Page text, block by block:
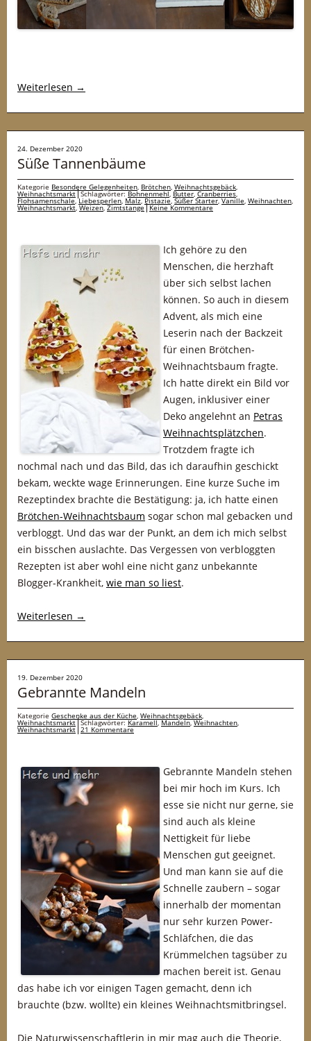
Weiterlesen →
24. Dezember 2020
Süße Tannenbäume
Kategorie Besondere Gelegenheiten, Brötchen, Weihnachtsgebäck,
Weihnachtsmarkt Schlagwörter:Bohnenmehl, Butter,Cranberries,
Flohsamenschale,Liebesperlen, Malz,Pistazie,Süßer Starter,Vanille, Weihnachten,
Weihnachtsmarkt,Weizen,Zimtstange Keine Kommentare
Ich gehöre zu den
Menschen, die herzhaft
über sich selbst lachen
können. So auch in diesem
Advent, als mich eine
Leserin nach der Backzeit
für einen Brötchen-
Weihnachtsbaum fragte.
Ich hatte direkt ein Bild vor
Augen, inklusiver einer
Deko angelehnt an Petras
Weihnachtsplätzchen.
Trotzdem fragte ich
nochmal nach und das Bild, das ich daraufhin geschickt
bekam, weckte wage Erinnerungen. Eine kurze Suche im
Rezeptindex brachte die Bestätigung: ja, ich hatte einen
Brötchen-Weihnachtsbaum sogar schon mal gebacken und
verbloggt. Und das war der Punkt, an dem ich mich selbst
ein bisschen auslachte. Das Vergessen von verbloggten
Rezepten ist aber wohl eine nicht ganz unbekannte
Blogger-Krankheit, wie man so liest.
Weiterlesen →
19. Dezember 2020
Gebrannte Mandeln
Kategorie Geschenke aus der Küche, Weihnachtsgebäck,
Weihnachtsmarkt Schlagwörter:Karamell,Mandeln,Weihnachten,
Weihnachtsmarkt 21 Kommentare
Gebrannte Mandeln stehen
bei mir hoch im Kurs. Ich
esse sie nicht nur gerne, sie
sind auch als kleine
Nettigkeit für liebe
Menschen gut geeignet.
Und man kann sie auf die
Schnelle zaubern – sogar
innerhalb der momentan
nur sehr kurzen Power-
Schläfchen, die das
Krümmelchen tagsüber zu
machen bereit ist. Genau
das habe ich vor einigen Tagen gemacht, denn ich
brauchte (bzw. wollte) ein kleines Weihnachtsmitbringsel.
Die Naturwissenschaftlerin in mir mag auch die Theorie,